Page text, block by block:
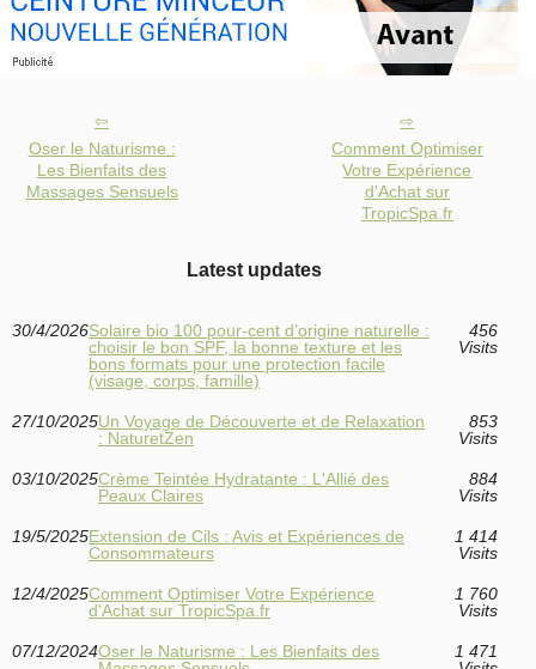
Oser le Naturisme :
Les Bienfaits des
Massages Sensuels
Comment Optimiser
Votre Expérience
d'Achat sur
TropicSpa.fr
Latest updates
30/4/2026Solaire bio 100 pour-cent d’origine naturelle :
choisir le bon SPF, la bonne texture et les
bons formats pour une protection facile
(visage, corps, famille)
456
Visits
27/10/2025Un Voyage de Découverte et de Relaxation
: NaturetZen
853
Visits
03/10/2025Crème Teintée Hydratante : L'Allié des
Peaux Claires
884
Visits
19/5/2025Extension de Cils : Avis et Expériences de
Consommateurs
1 414
Visits
12/4/2025Comment Optimiser Votre Expérience
d'Achat sur TropicSpa.fr
1 760
Visits
07/12/2024Oser le Naturisme : Les Bienfaits des
1 471